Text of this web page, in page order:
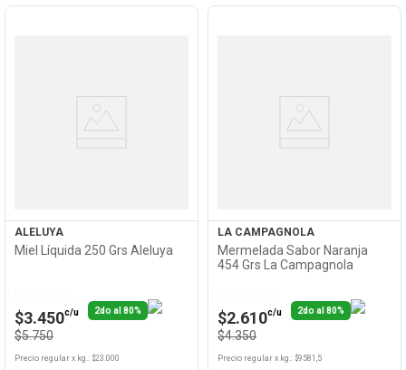
Ver
Producto
ALELUYA
Miel Líquida 250 Grs Aleluya
$3.450c/u 2do al 80%
$5.750
Precio regular x kg. : $23.000
Ver
Producto
LA CAMPAGNOLA
Mermelada Sabor Naranja
454 Grs La Campagnola
$2.610c/u 2do al 80%
$4.350
Precio regular x kg. : $9581,5